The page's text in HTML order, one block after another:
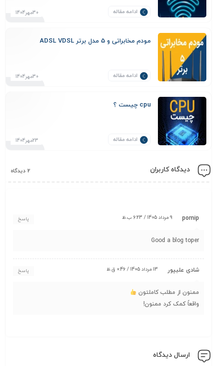
ادامه مقاله 30مهر1404
مودم مخابراتی و 5 مدل برتر ADSL VDSL
ادامه مقاله 30مهر1404
cpu چیست ؟
ادامه مقاله 23مهر1404
دیدگاه کاربران 2 دیدگاه
pornip 9 مرداد 1405 / 6:23 ب.ظ پاسخ
Good a blog toper
شادی علیپور 13 مرداد 1405 / 0:46 ق.ظ پاسخ
ممنون از مطلب کاملتون
واقعاً کمک کرد ممنون!
ارسال دیدگاه